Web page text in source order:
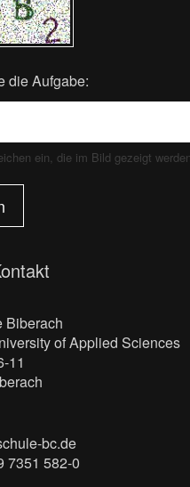
die Aufgabe:
ein, die im Bild gezeigt
Biberach
of Applied Sciences
11
bc.de
7351 582-0